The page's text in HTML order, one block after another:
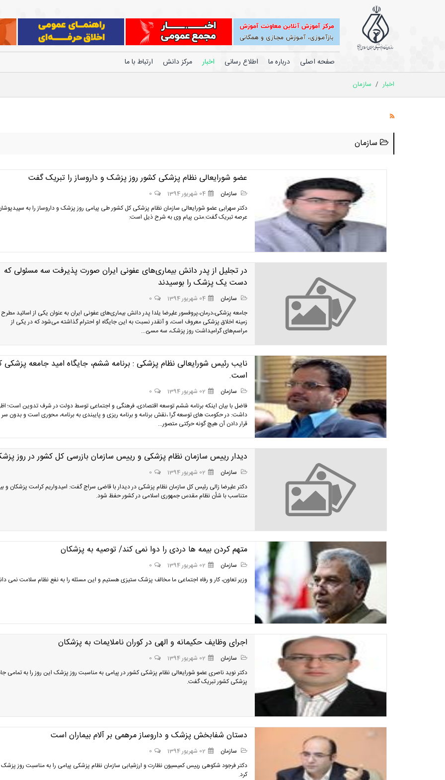
صفحه اصلی درباره ما اطلاع رسانی اخبار مرکز دانش ارتباط با ما
اخبار / سازمان
سازمان
عضو شورایعالی نظام پزشکی کشور روز پزشک و داروساز را تبریک گفت
سازمان 04 شهریور 1394
0
دکتر سهرابی عضو شورایعالی سازمان نظام پزشکی کل کشور طی پیامی روز پزشک و داروساز را به
عرصه تبریک گفت.متن پیام وی به شرح ذیل است:
در تجلیل از پدر دانش بیماری‌های عفونی ایران صورت پذیرفت سه مسئولی که
دست یک پزشک را بوسیدند
سازمان 04 شهریور 1394
0
جامعه پزشکی،درمان،پروفسور علیرضا یلدا پدر دانش بیماری‌های عفونی ایران به عنوان یکی از اساتید
زمینه اخلاق پزشکی معروف است، و آنقدر نسبت به این جایگاه او احترام گذاشته می‌شود که در یکی از
مراسم‌های گرامیداشت روز پزشک، سه مسئ...
نایب رئیس شورایعالی نظام پزشکی : برنامه ششم، جایگاه امید جامعه پزشکی
است.
سازمان 02 شهریور 1394
0
فاضل با بیان اینکه برنامه ششم توسعه اقتصادی، فرهنگی و اجتماعی توسط دولت در شرف تدوین است؛
داشت: در حکومت های توسعه گرا ،نقش برنامه و برنامه ریزی و پایبندی به برنامه، محوری است و بدون سر
قرار دادن آن هیچ گونه حرکتی متصور...
دیدار رییس سازمان نظام پزشکی و رییس سازمان بازرسی کل کشور در روز
سازمان 02 شهریور 1394
0
دکتر علیرضا زالی رئیس کل سازمان نظام پزشکی در دیدار با قاضی سراج گفت: امیدواریم کرامت پزشکان و
متناسب با شأن نظام مقدس جمهوری اسلامی در کشور حفظ شود.
متهم کردن بیمه ها دردی را دوا نمی کند/ توصیه به پزشکان
سازمان 02 شهریور 1394
0
وزیر تعاون، کار و رفاه اجتماعی ما مخالف پزشک ستیزی هستیم و این مسئله را به نفع نظام سلامت نمی
اجراى وظايف حكيمانه و الهی در کوران ناملایمات به پزشکان
سازمان 02 شهریور 1394
0
دكتر نويد ناصرى عضو شورايعالى نظام پزشكى كشور در پیامی به مناسبت روز پزشک این روز را به تمامی
پزشکی کشور تبریک گفت.
دستان شفابخش پزشک و داروساز مرهمی بر آلام بیماران است
سازمان 02 شهریور 1394
0
دکتر فرجود شکوهی رییس کمیسیون نظارت و ارزشیابی سازمان نظام پزشکی پیامی را به مناسبت روز
کرد.